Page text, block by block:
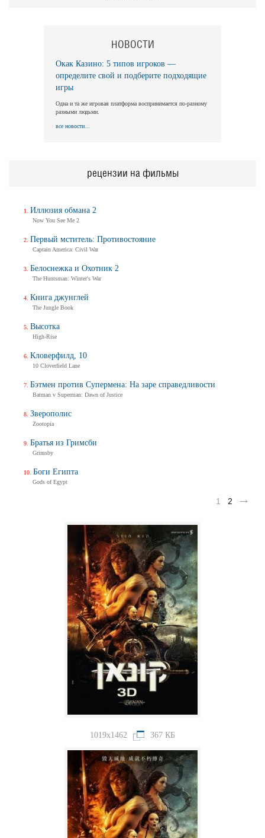
1 2
1019x1462 367 КБ
НОВОСТИ
Окак Казино: 5 типов игроков —
определите свой и подберите подходящие
игры
Одна и та же игровая платформа воспринимается по-разному
разными людьми.
все новости...
рецензии на фильмы
Иллюзия обмана 2
Now You See Me 2
Первый мститель: Противостояние
Captain America: Civil War
Белоснежка и Охотник 2
The Huntsman: Winter's War
Книга джунглей
The Jungle Book
Высотка
High-Rise
Кловерфилд, 10
10 Cloverfield Lane
Бэтмен против Супермена: На заре справедливости
Batman v Superman: Dawn of Justice
Зверополис
Zootopia
Братья из Гримсби
Grimsby
Боги Египта
Gods of Egypt